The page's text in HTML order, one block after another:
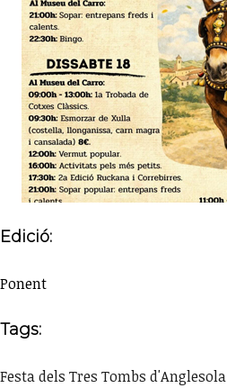
Edició:
Ponent
Tags:
Festa dels Tres Tombs d'Anglesola